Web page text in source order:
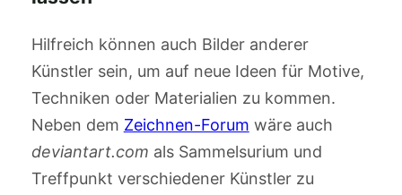
Hilfreich können auch Bilder anderer
Künstler sein, um auf neue Ideen für Motive,
Techniken oder Materialien zu kommen.
Neben dem Zeichnen-Forum wäre auch
deviantart.com als Sammelsurium und
Treffpunkt verschiedener Künstler zu